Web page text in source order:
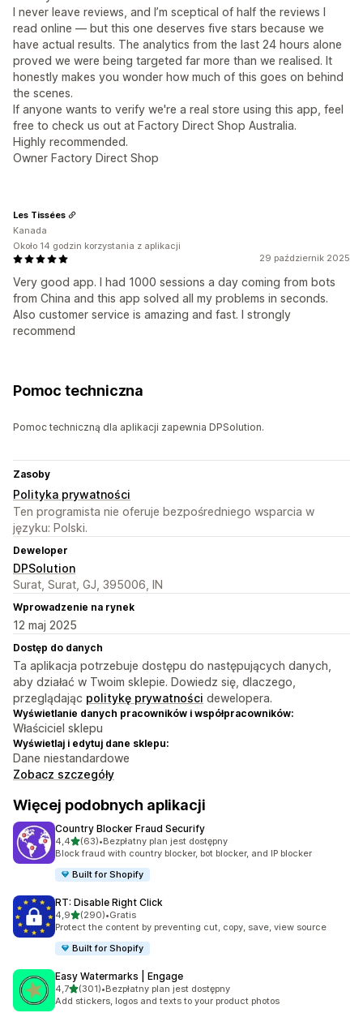
I never leave reviews, and I’m sceptical of half the reviews I
read online — but this one deserves five stars because we
have actual results. The analytics from the last 24 hours alone
proved we were being targeted far more than we realised. It
honestly makes you wonder how much of this goes on behind
the scenes.
If anyone wants to verify we're a real store using this app, feel
free to check us out at Factory Direct Shop Australia.
Highly recommended.
Owner Factory Direct Shop
29 październik 2025
Very good app. I had 1000 sessions a day coming from bots
from China and this app solved all my problems in seconds.
Also customer service is amazing and fast. I strongly
recommend
Les Tissées
Kanada
Około 14 godzin korzystania z aplikacji
Pomoc techniczna
Pomoc techniczną dla aplikacji zapewnia DPSolution.
Zasoby
Polityka prywatności
Ten programista nie oferuje bezpośredniego wsparcia w
języku: Polski.
Deweloper
DPSolution
Surat, Surat, GJ, 395006, IN
Wprowadzenie na rynek
12 maj 2025
Dostęp do danych
Ta aplikacja potrzebuje dostępu do następujących danych,
aby działać w Twoim sklepie. Dowiedz się, dlaczego,
przeglądając politykę prywatności dewelopera.
Wyświetlanie danych pracowników i współpracowników:
Właściciel sklepu
Wyświetlaj i edytuj dane sklepu:
Dane niestandardowe
Zobacz szczegóły
Więcej podobnych aplikacji
Country Blocker Fraud Securify
4,4na 5 gwiazdek
(63)
Łączna liczba recenzji: 63
•Bezpłatny plan jest dostępny
Block fraud with country blocker, bot blocker, and IP blocker
Built for Shopify
RT: Disable Right Click
4,9na 5 gwiazdek
(290)
Łączna liczba recenzji: 290
•Gratis
Protect the content by preventing cut, copy, save, view source
Built for Shopify
Easy Watermarks | Engage
4,7na 5 gwiazdek
(301)
Łączna liczba recenzji: 301
•Bezpłatny plan jest dostępny
Add stickers, logos and texts to your product photos